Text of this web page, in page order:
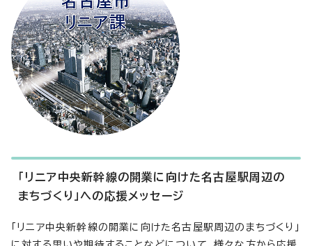
「リニア中央新幹線の開業に向けた名古屋駅周辺の
まちづくり」への応援メッセージ
「リニア中央新幹線の開業に向けた名古屋駅周辺のまちづくり」